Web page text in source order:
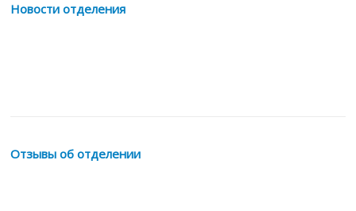
Новости отделения
Отзывы об отделении